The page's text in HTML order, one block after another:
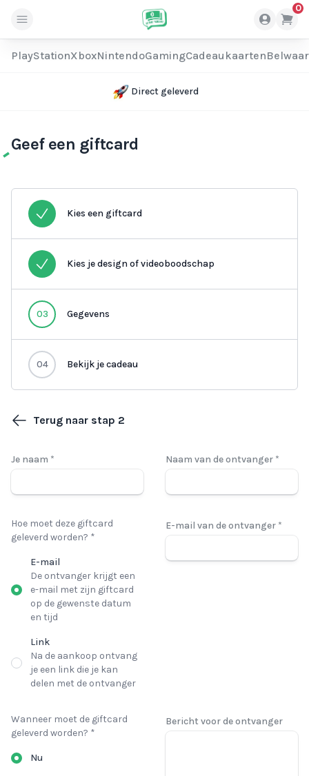
0
PlayStationXboxNintendoGamingCadeaukaarten
Direct geleverd
Geef een giftcard
Kies een giftcard
Kies je design of videoboodschap
03 Gegevens
04 Bekijk je cadeau
Terug naar stap 2
Je naam * Naam van de ontvanger *
Hoe moet deze giftcard
geleverd worden? *
E-mail
De ontvanger krijgt een
e-mail met zijn giftcard
op de gewenste datum
en tijd
Link
Na de aankoop ontvang
je een link die je kan
delen met de ontvanger
E-mail van de ontvanger *
Wanneer moet de giftcard
geleverd worden? *
Nu
Bericht voor de ontvanger